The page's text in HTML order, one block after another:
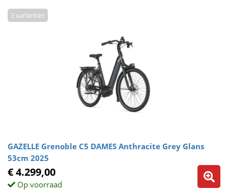
GAZELLE Grenoble C5 DAMES Anthracite Grey Glans
53cm 2025
2 varianten
€ 4.299,00
Op voorraad